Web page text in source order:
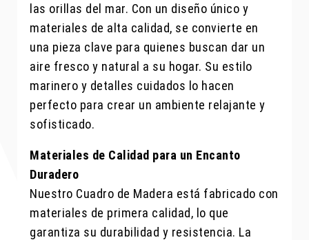
las orillas del mar. Con un diseño único y
materiales de alta calidad, se convierte en
una pieza clave para quienes buscan dar un
aire fresco y natural a su hogar. Su estilo
marinero y detalles cuidados lo hacen
perfecto para crear un ambiente relajante y
sofisticado.
Materiales de Calidad para un Encanto
Duradero
Nuestro Cuadro de Madera está fabricado con
materiales de primera calidad, lo que
garantiza su durabilidad y resistencia. La